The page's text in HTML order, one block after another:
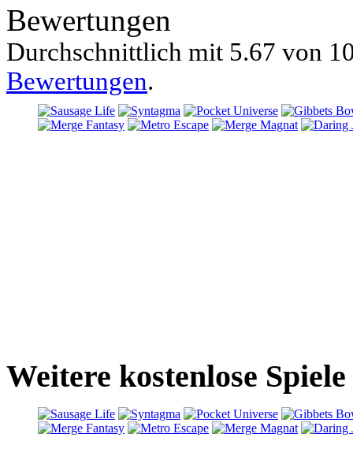
Bewertungen
Durchschnittlich mit 5.67 von
Bewertungen.
Weitere kostenlose